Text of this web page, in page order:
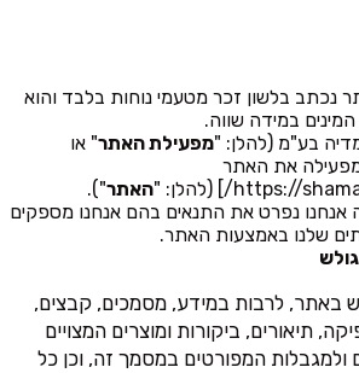
נכתב בלשון זכר מטעמי נוחות בלבד והוא
המינים במידה שווה.
בע"מ (להלן: "מפעילת האתר" או
את האתר
האתר").
אנחנו נפרט את התנאים בהם אנחנו מספקים
שלנו באמצעות האתר.
באתר, לרבות במידע, מסמכים, קבצים,
תיאורים, ביקורות ומוצרים המצויים
ולמגבלות המפורטים במסמך זה, וכן כל